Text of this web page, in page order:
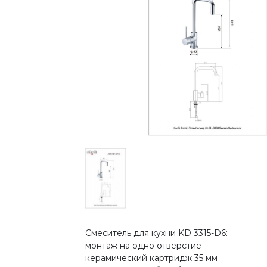
Смеситель для кухни KD 3315-D6:
монтаж на одно отверстие
керамический картридж 35 мм